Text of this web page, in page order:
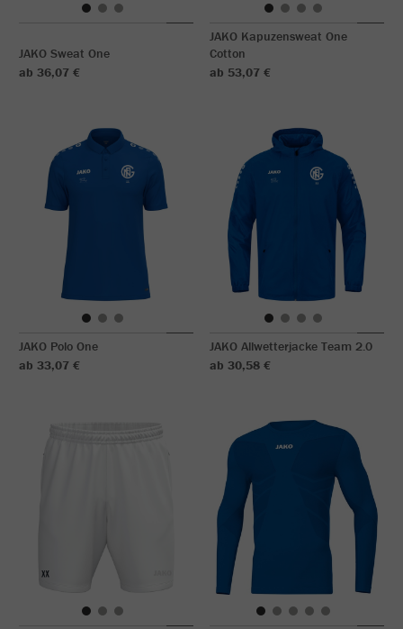
JAKO Sweat One
ab 36,07 €
JAKO Kapuzensweat One
Cotton
ab 53,07 €
JAKO Polo One
ab 33,07 €
JAKO Allwetterjacke Team 2.0
ab 30,58 €